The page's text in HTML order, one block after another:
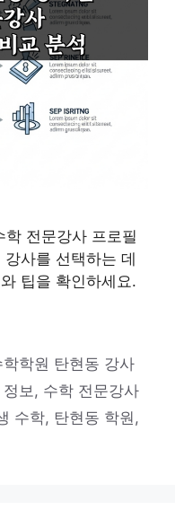
전문강사 프로필
사를 선택하는 데
팁을 확인하세요.
학학원 탄현동 강사
보 , 수학 전문강사
수학, 탄현동 학원 ,